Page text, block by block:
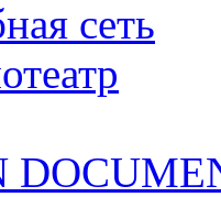
сеть